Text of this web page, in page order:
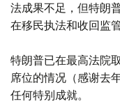
法成果不足，但特朗
在移民执法和收回监
特朗普已在最高法院
席位的情况（感谢去
任何特别成就。